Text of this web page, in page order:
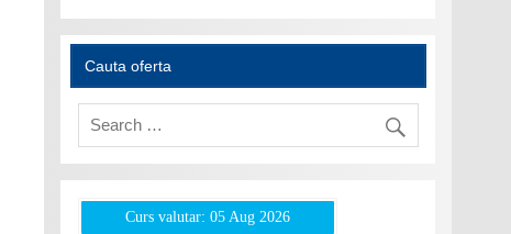
Cauta oferta
Curs valutar: 05 Aug 2026